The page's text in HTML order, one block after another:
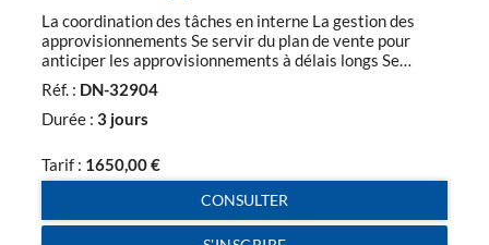
La coordination des tâches en interne La gestion des
approvisionnements Se servir du plan de vente pour
anticiper les approvisionnements à délais longs Se
de bord L’intégration des risques de ruptures
d’approvisionnement L’établissement du plan
objectifs de stocks de l’entreprise […]
Réf. : DN-32904
Durée : 3 jours
Tarif : 1650,00€
CONSULTER